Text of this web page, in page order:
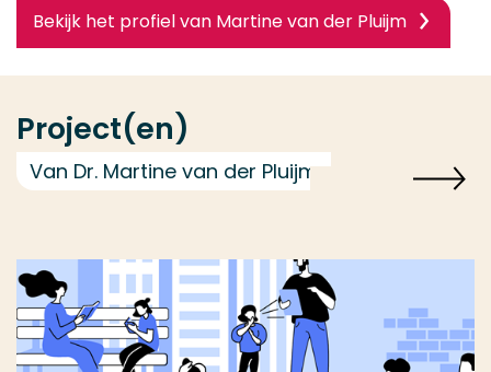
Bekijk het profiel van Martine van der Pluijm
Project(en)
Van Dr. Martine van der Pluijm